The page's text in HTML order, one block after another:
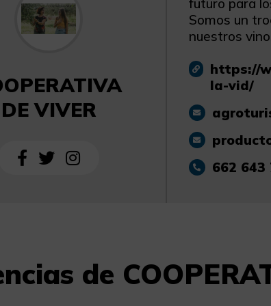
DE VIVER
Somos un
nuestros
https://
la-vid/
662 643
de